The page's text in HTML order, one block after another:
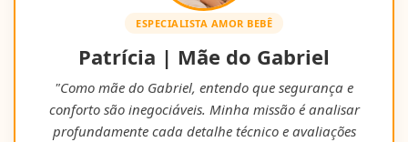
ESPECIALISTA AMOR BEBÊ
Patrícia | Mãe do Gabriel
"Como mãe do Gabriel, entendo que segurança e
conforto são inegociáveis. Minha missão é analisar
profundamente cada detalhe técnico e avaliações